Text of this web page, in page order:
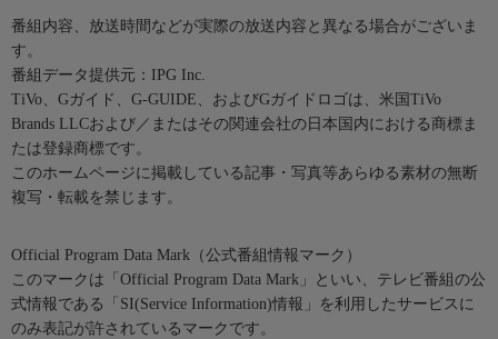
番組内容、放送時間などが実際の放送内容と異なる場合がございま
す。
番組データ提供元：IPG Inc.
TiVo、Gガイド、G-GUIDE、およびGガイドロゴは、米国TiVo
Brands LLCおよび／またはその関連会社の日本国内における商標ま
たは登録商標です。
このホームページに掲載している記事・写真等あらゆる素材の無断
複写・転載を禁じます。
Official Program Data Mark（公式番組情報マーク）
このマークは「Official Program Data Mark」といい、テレビ番組の公
式情報である「SI(Service Information)情報」を利用したサービスに
のみ表記が許されているマークです。